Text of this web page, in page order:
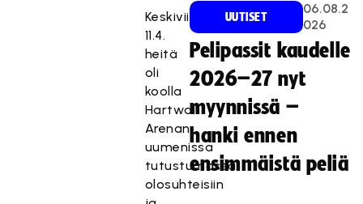
Keskiviikkona
11.4.
heitä
oli
koolla
Hartwall
Arenan
uumenissa
tutustumassa
olosuhteisiin
UUTISET
06.08.2
026
Pelipassit kaudelle
2026–27 nyt
myynnissä –
hanki ennen
ensimmäistä peliä